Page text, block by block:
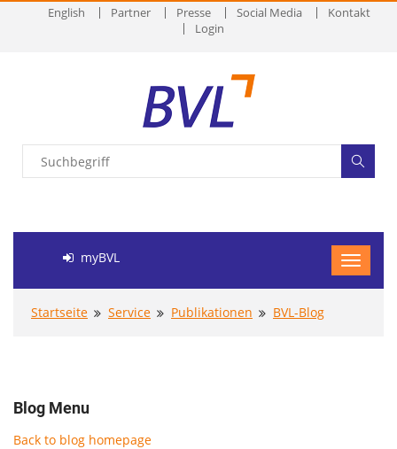
English Partner Presse Social Media
Kontakt
Login
myBVL
Startseite Service Publikationen BVL-Blog
Blog Menu
Back to blog homepage